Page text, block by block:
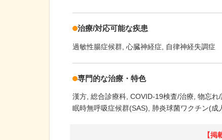
治療/対応可能な疾患
過敏性腸症候群 心臓神経症 自律神経失調症
専門的な治療・特色
漢方 総合診療科 COVID-19検査/治療 物忘れ
眠時無呼吸症候群(SAS)
肺炎球菌ワクチン(成
【掲